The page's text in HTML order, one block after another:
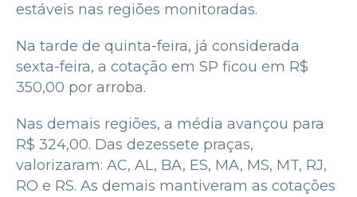
estáveis nas regiões monitoradas.
Na tarde de quinta-feira, já considerada
sexta-feira, a cotação em SP ficou em R$
350,00 por arroba.
Nas demais regiões, a média avançou para
R$ 324,00. Das dezessete praças,
valorizaram: AC, AL, BA, ES, MA, MS, MT, RJ,
RO e RS. As demais mantiveram as cotações